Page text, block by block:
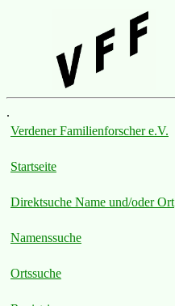
.
Verdener Familienforscher e.V.
Startseite
Direktsuche Name und/oder Ort
Namenssuche
Ortssuche